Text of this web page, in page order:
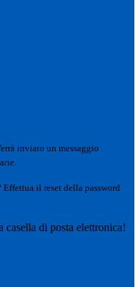
inviato un messaggio
il reset della password
di posta elettronica!